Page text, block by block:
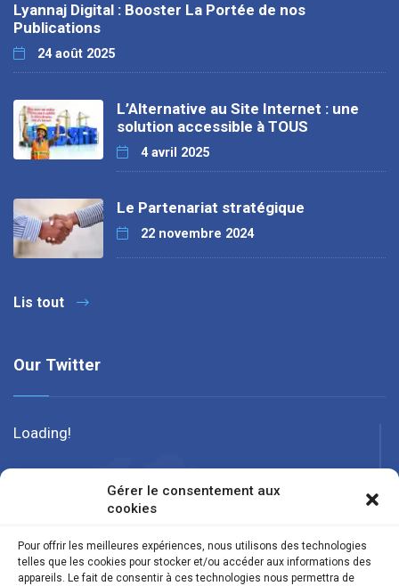
Gérer le consentement aux
cookies
Pour offrir les meilleures expériences, nous utilisons des technologies
telles que les cookies pour stocker et/ou accéder aux informations des
appareils. Le fait de consentir à ces technologies nous permettra de
Lyannaj Digital : Booster La Portée de nos
Publications
24 août 2025
L’Alternative au Site Internet : une
solution accessible à TOUS
4 avril 2025
Le Partenariat stratégique
22 novembre 2024
Lis tout
Our Twitter
Loading!